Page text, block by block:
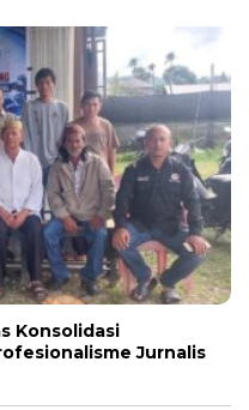
Konsolidasi
Jurnalis